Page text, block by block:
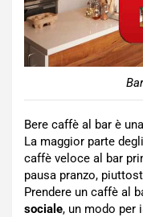
Bere caffè al bar è una
La maggior parte
caffè veloce al bar
pausa pranzo,
Prendere un caffè al
sociale, un modo per